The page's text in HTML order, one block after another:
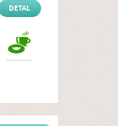
DETAL